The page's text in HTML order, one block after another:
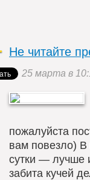
Не читайте
25 марта в
пожалуйста
вам повезло) В
сутки — лучше
забита кучей